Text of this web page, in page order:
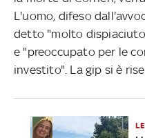
L'uomo, difeso
detto "molto
e "preoccupato per le
investito". La gip si è